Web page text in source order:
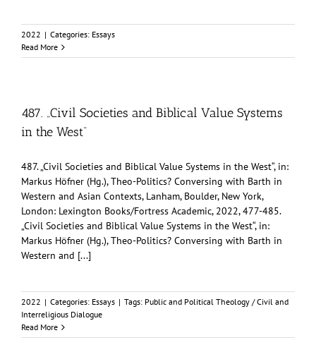
2022 | Categories: Essays
Read More
487. „Civil Societies and Biblical Value Systems
in the West“
487. „Civil Societies and Biblical Value Systems in the West“, in:
Markus Höfner (Hg.), Theo-Politics? Conversing with Barth in
Western and Asian Contexts, Lanham, Boulder, New York,
London: Lexington Books/Fortress Academic, 2022, 477-485.
„Civil Societies and Biblical Value Systems in the West“, in:
Markus Höfner (Hg.), Theo-Politics? Conversing with Barth in
Western and [...]
2022 | Categories: Essays | Tags: Public and Political Theology / Civil and
Interreligious Dialogue
Read More